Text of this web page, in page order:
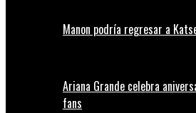
Manon podría regresar a
Ariana Grande celebra
fans